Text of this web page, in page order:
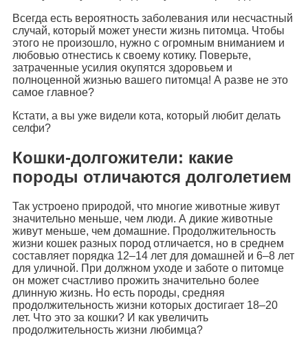
Всегда есть вероятность заболевания или несчастный
случай, который может унести жизнь питомца. Чтобы
этого не произошло, нужно с огромным вниманием и
любовью отнестись к своему котику. Поверьте,
затраченные усилия окупятся здоровьем и
полноценной жизнью вашего питомца! А разве не это
самое главное?
Кстати, а вы уже видели кота, который любит делать
селфи?
Кошки-долгожители: какие
породы отличаются долголетием
Так устроено природой, что многие животные живут
значительно меньше, чем люди. А дикие животные
живут меньше, чем домашние. Продолжительность
жизни кошек разных пород отличается, но в среднем
составляет порядка 12–14 лет для домашней и 6–8 лет
для уличной. При должном уходе и заботе о питомце
он может счастливо прожить значительно более
длинную жизнь. Но есть породы, средняя
продолжительность жизни которых достигает 18–20
лет. Что это за кошки? И как увеличить
продолжительность жизни любимца?